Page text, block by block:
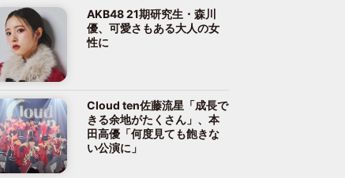
AKB48 21期研究生・森川
優、可愛さもある大人の女
性に
Cloud ten佐藤流星「成長で
きる余地がたくさん」、本
田高優「何度見ても飽きな
い公演に」